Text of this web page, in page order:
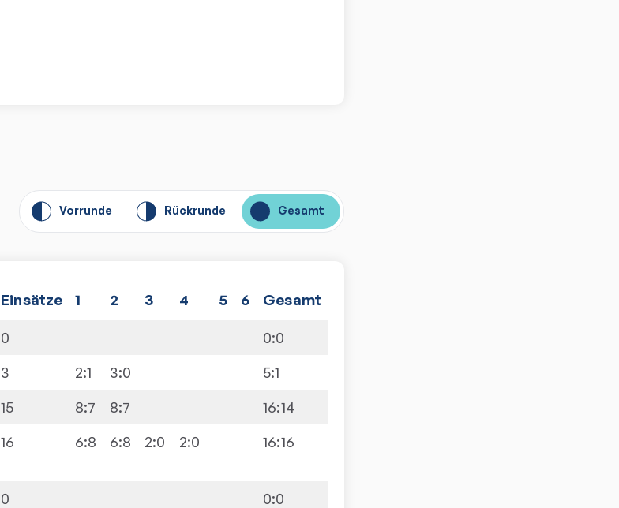
Vorrunde Rückrunde Gesamt
Einsätze 1 2 3 4 5 6 Gesamt
0 0:0
3 2:1 3:0 5:1
15 8:7 8:7 16:14
16 6:8 6:8 2:0 2:0 16:16
0 0:0